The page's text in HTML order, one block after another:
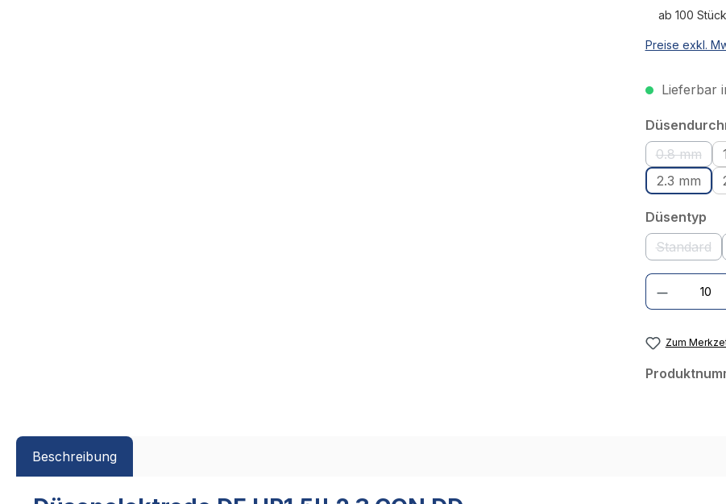
ab 100 Stück
Preise exkl.
Lieferbar
0.8 mm
(Diese
2.3 mm
Düsentyp
Standard
(Diese
Produkt Anzahl:
Zum
Beschreibung